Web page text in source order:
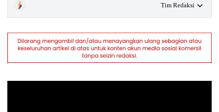
Tim Redaksi